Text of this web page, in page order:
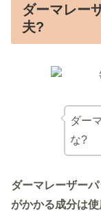
ダーマレー
夫?
ダー
な?
ダーマレーザー
がかかる成分は